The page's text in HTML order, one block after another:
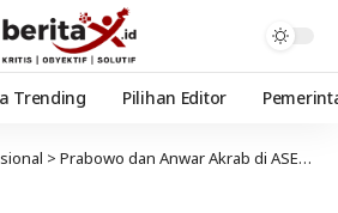
Trending Pilihan Editor
> Prabowo dan Anwar Akrab di ASEAN, Partai X: Diplomasi Jangan Hangat di Panggung, Dingin di Kebijakan!